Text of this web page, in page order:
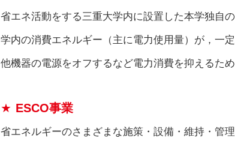
省エネ活動をする三重大学内に設置した本学独自の
学内の消費エネルギー（主に電力使用量）が，一
他機器の電源をオフするなど電力消費を抑えるた
ESCO事業
省エネルギーのさまざまな施策・設備・維持・管